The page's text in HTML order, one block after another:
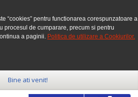
“cookies” pentru functionarea corespunzatoare a
procesul de cumparare, precum si pentru
a paginii. Politica de utilizare a Cookiurilor.
Bine ati venit!